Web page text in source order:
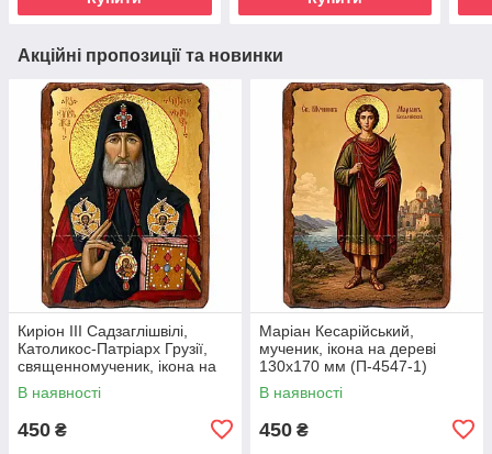
Акційні пропозиції та новинки
Киріон III Садзаглішвілі,
Католикос-Патріарх Грузії,
священномученик, ікона на
дереві 130х170 мм (П-4544-
1)
В наявності
450 ₴
Маріан Кесарійський,
мученик, ікона на дереві
130х170 мм (П-4547-1)
В наявності
450 ₴